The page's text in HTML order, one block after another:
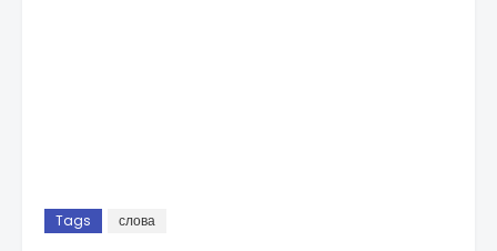
Tags слова